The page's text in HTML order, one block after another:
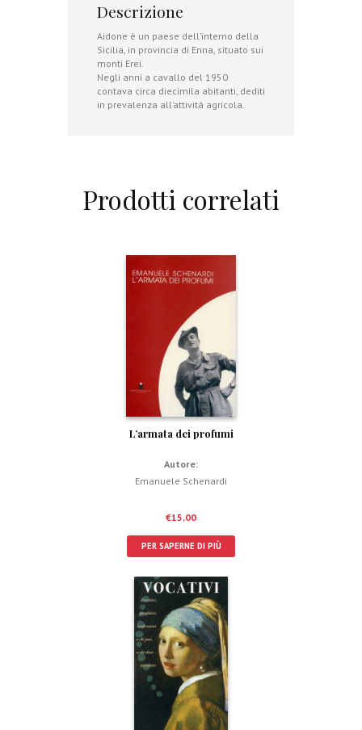
Descrizione
Aidone è un paese dell’interno della
Sicilia, in provincia di Enna, situato sui
monti Erei.
Negli anni a cavallo del 1950
contava circa diecimila abitanti, dediti
in prevalenza all’attività agricola.
Prodotti correlati
L’armata dei profumi
Autore:
Emanuele Schenardi
€15,00
PER SAPERNE DI PIÙ